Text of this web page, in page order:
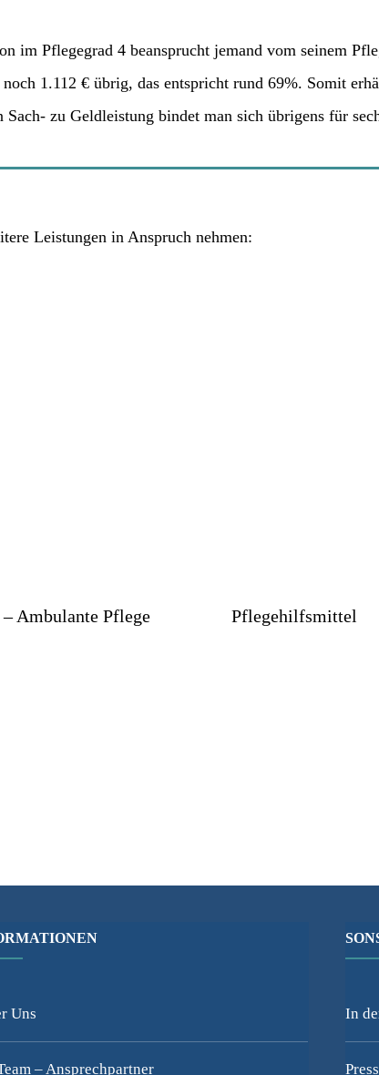
im Pflegegrad 4 beansprucht jemand vom seinem
1.112 € übrig, das entspricht rund 69%. Somit
zu Geldleistung bindet man sich übrigens für
Leistungen in Anspruch nehmen:
Ambulante Pflege Pflegehilfsmittel
Uns
– Ansprechpartner
In
kostenlosen Demenzmagazin.de Newsletter anmelden -
zur Newsletter-Anmeldung